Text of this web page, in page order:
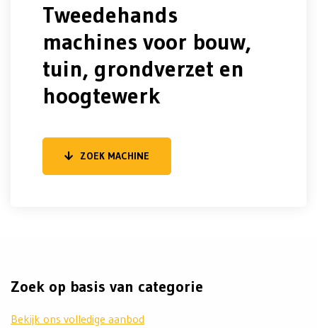
Tweedehands
machines voor bouw,
tuin, grondverzet en
hoogtewerk
ZOEK MACHINE
Zoek op basis van categorie
Bekijk ons volledige aanbod